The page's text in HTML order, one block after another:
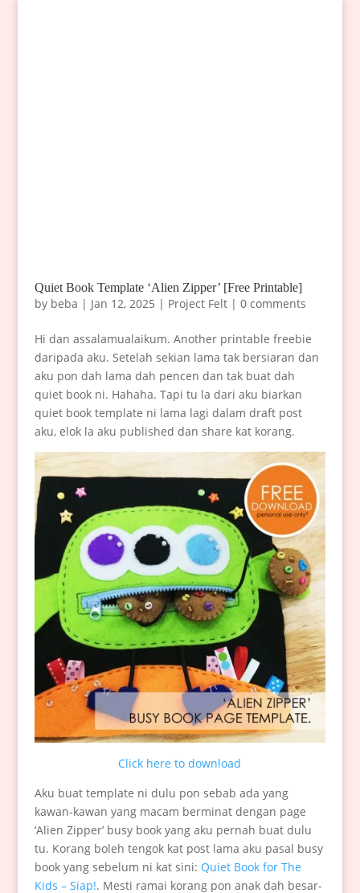
Quiet Book Template ‘Alien Zipper’ [Free Printable]
by beba | Jan 12, 2025 | Project Felt| 0 comments
Hi dan assalamualaikum. Another printable freebie
daripada aku. Setelah sekian lama tak bersiaran dan
aku pon dah lama dah pencen dan tak buat dah
quiet book ni. Hahaha. Tapi tu la dari aku biarkan
quiet book template ni lama lagi dalam draft post
aku, elok la aku published dan share kat korang.
Click here to download
Aku buat template ni dulu pon sebab ada yang
kawan-kawan yang macam berminat dengan page
‘Alien Zipper’ busy book yang aku pernah buat dulu
tu. Korang boleh tengok kat post lama aku pasal busy
book yang sebelum ni kat sini: Quiet Book for The
Kids – Siap!. Mesti ramai korang pon anak dah besar-